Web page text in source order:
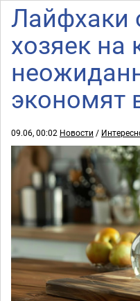
Лайфхаки
хозяек на
экономят
09.06, 00:02 Новости /